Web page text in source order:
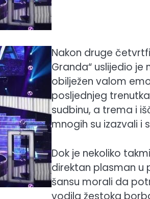
Nakon druge
Granda“ uslijedio je
obilježen valom
posljednjeg
sudbinu, a trema i
mnogih su izazvali i
Dok je nekoliko
direktan plasman u
šansu morali da
vodila žestoka